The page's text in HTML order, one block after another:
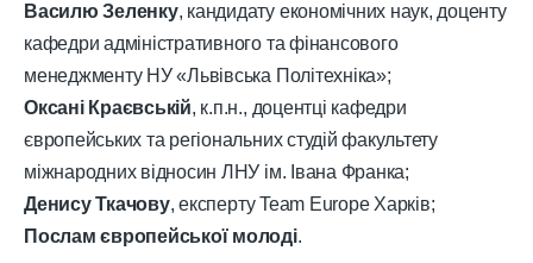
Василю Зеленку, кандидату економічних наук, доценту
кафедри адміністративного та фінансового
менеджменту НУ «Львівська Політехніка»;
Оксані Краєвській, к.п.н., доцентці кафедри
європейських та регіональних студій факультету
міжнародних відносин ЛНУ ім. Івана Франка;
ДенисуТкачову, експерту Team Europe Харків;
Послам європейської молоді.